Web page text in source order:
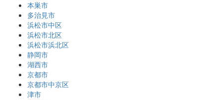
本巣市
多治見市
浜松市中区
浜松市北区
浜松市浜北区
静岡市
湖西市
京都市
京都市中京区
津市